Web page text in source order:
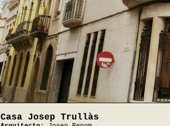
Casa Josep Trullàs